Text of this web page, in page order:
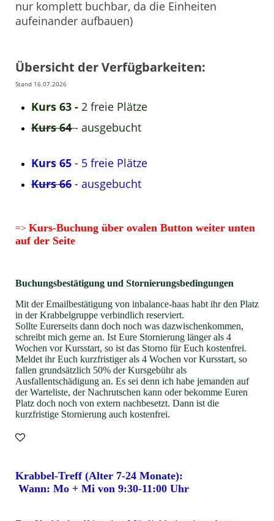
nur komplett buchbar, da die Einheiten
aufeinander aufbauen)
Übersicht der Verfügbarkeiten:
Stand 16.07.2026
Kurs 63 - 2 freie Plätze
Kurs 64 - ausgebucht
Kurs 65 - 5 freie Plätze
Kurs 66 - ausgebucht
=> Kurs-Buchung über ovalen Button weiter unten
auf der Seite
Buchungsbestätigung und Stornierungsbedingungen
Mit der Emailbestätigung von inbalance-haas habt ihr den Platz
in der Krabbelgruppe verbindlich reserviert.
Sollte Eurerseits dann doch noch was dazwischenkommen,
schreibt mich gerne an. Ist Eure Stornierung länger als 4
Wochen vor Kursstart, so ist das Storno für Euch kostenfrei.
Meldet ihr Euch kurzfristiger als 4 Wochen vor Kursstart, so
fallen grundsätzlich 50% der Kursgebühr als
Ausfallentschädigung an. Es sei denn ich habe jemanden auf
der Warteliste, der Nachrutschen kann oder bekomme Euren
Platz doch noch von extern nachbesetzt. Dann ist die
kurzfristige Stornierung auch kostenfrei.
Krabbel-Treff (Alter 7-24 Monate):
Wann: Mo + Mi von 9:30-11:00 Uhr